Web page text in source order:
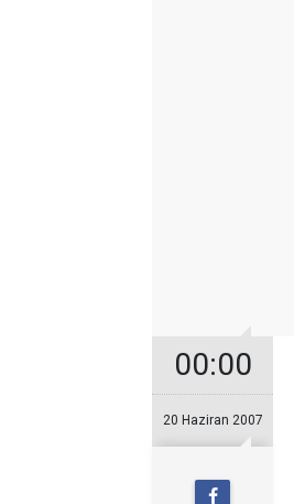
00:00
20 Haziran 2007